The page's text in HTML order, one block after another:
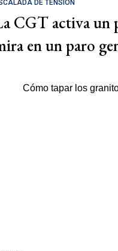
DE TENSIÓN
CGT activa un
en un paro